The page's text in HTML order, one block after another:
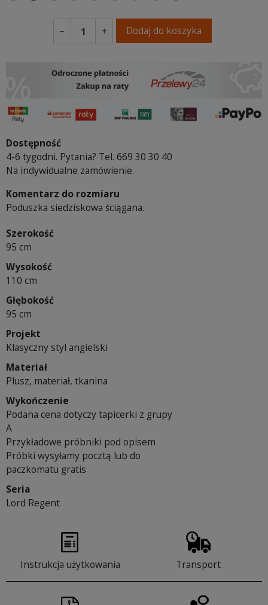
− + Dodaj do koszyka
Dostępność
4-6 tygodni. Pytania? Tel. 669 30 30 40
Na indywidualne zamówienie.
Komentarz do rozmiaru
Poduszka siedziskowa ściągana.
Szerokość
95 cm
Wysokość
110 cm
Głębokość
95 cm
Projekt
Klasyczny styl angielski
Materiał
Plusz, materiał, tkanina
Wykończenie
Podana cena dotyczy tapicerki z grupy
A
Przykładowe próbniki pod opisem
Próbki wysyłamy pocztą lub do
paczkomatu gratis
Seria
Lord Regent
Instrukcja użytkowania Transport